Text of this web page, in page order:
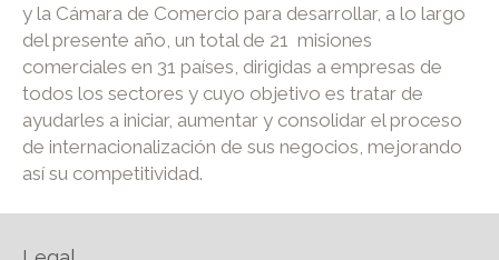
y la Cámara de Comercio para desarrollar, a lo largo
del presente año, un total de 21 misiones
comerciales en 31 países, dirigidas a empresas de
todos los sectores y cuyo objetivo es tratar de
ayudarles a iniciar, aumentar y consolidar el proceso
de internacionalización de sus negocios, mejorando
así su competitividad.